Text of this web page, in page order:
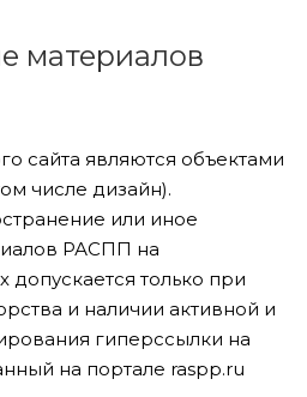
материалов
сайта являются объектами
числе дизайн).
или иное
РАСПП на
допускается только при
и наличии активной и
гиперссылки на
на портале raspp.ru